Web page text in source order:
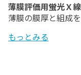
薄膜評価用蛍光Ｘ
薄膜の膜厚と組成
もっとみる